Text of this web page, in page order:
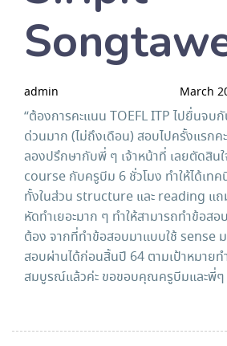
admin March
“ต้องการคะแนน TOEFL ITP ไปยื่นจบ
ด่วนมาก (ไม่ถึงเดือน) สอบไปครั้งแรกค
ลองปรึกษากับพี่ ๆ เจ้าหน้าที่ เลยตัดสิน
course กับครูบีม 6 ชั่วโมง ทำให้ได้เท
ทั้งในส่วน structure และ reading แ
หัดทำเยอะมาก ๆ ทำให้สามารถทำข้อสอ
ต้อง จากที่ทำข้อสอบมาแบบใช้ sense
สอบผ่านได้ก่อนสิ้นปี 64 ตามเป้าหมายท
สมบูรณ์แล้วค่ะ ขอขอบคุณครูบีมและพี่ๆ